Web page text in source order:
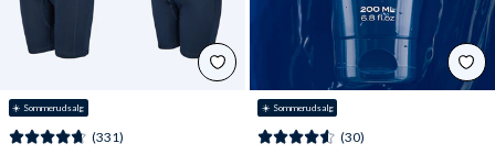
☀️ Sommerudsalg
(331)
☀️ Sommerudsalg
(30)